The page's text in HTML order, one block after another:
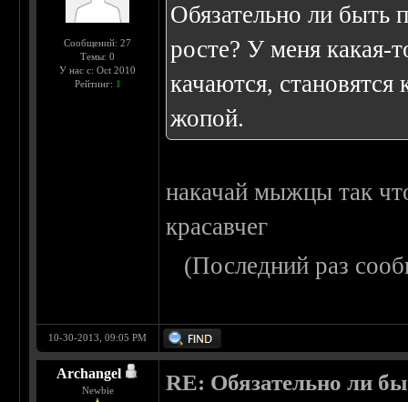
Сообщений: 27
Темы: 0
У нас с: Oct 2010
Рейтинг: 1
Обязательно ли быть
росте? У меня какая-
качаются,
жопой.
накачай мыжцы так
красавчег
(Последний раз
10-30-2013, 09:05 PM
Archangel
Newbie RE: Обязательно ли